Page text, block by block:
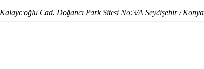
Cad. Doğancı Park Sitesi No:3/A Seydişehir / Konya